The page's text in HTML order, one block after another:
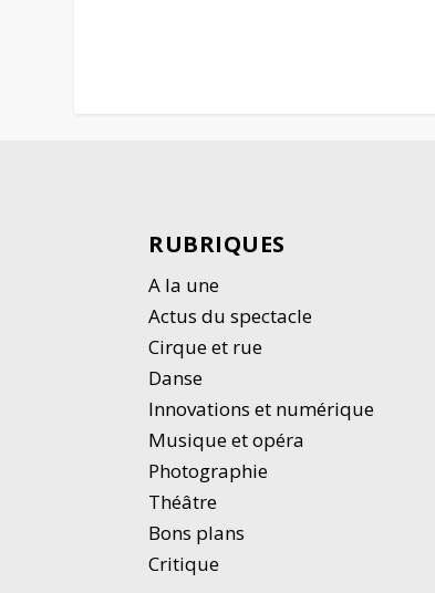
RUBRIQUES
A la une
Actus du spectacle
Cirque et rue
Danse
Innovations et numérique
Musique et opéra
Photographie
Théâtre
Bons plans
Critique